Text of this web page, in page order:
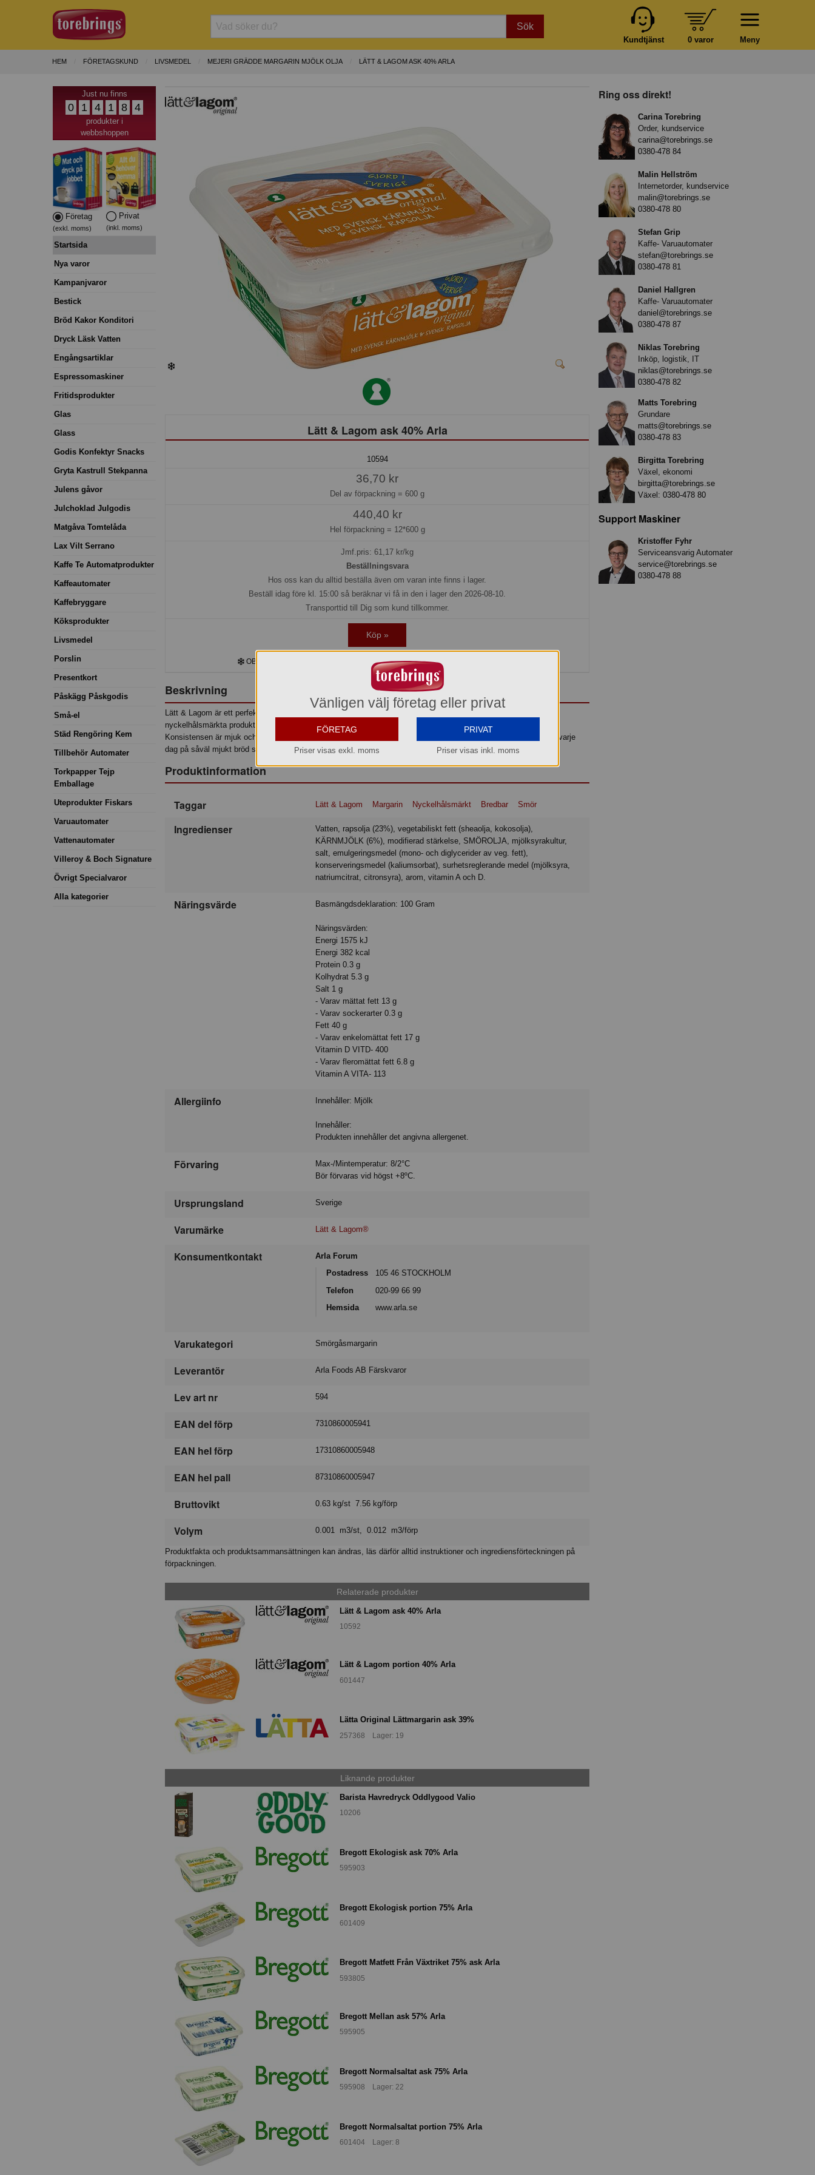
Sök
Meny
0 varor
Kundtjänst
HEM FÖRETAGSKUND LIVSMEDEL MEJERI GRÄDDE MARGARIN MJÖLK OLJA LÄTT & LAGOM ASK 40% ARLA
Just nu finns
0 1 4 1 8 4
produkter i
webbshoppen
Företag
(exkl. moms)
Privat
(inkl. moms)
Startsida
Nya varor
Kampanjvaror
Bestick
Bröd Kakor Konditori
Dryck Läsk Vatten
Engångsartiklar
Espressomaskiner
Fritidsprodukter
Glas
Glass
Godis Konfektyr Snacks
Gryta Kastrull Stekpanna
Julens gåvor
Julchoklad Julgodis
Matgåva Tomtelåda
Lax Vilt Serrano
Kaffe Te Automatprodukter
Kaffeautomater
Kaffebryggare
Köksprodukter
Livsmedel
Porslin
Presentkort
Påskägg Påskgodis
Små-el
Städ Rengöring Kem
Tillbehör Automater
Torkpapper Tejp
Emballage
Uteprodukter Fiskars
Varuautomater
Vattenautomater
Villeroy & Boch Signature
Övrigt Specialvaror
Alla kategorier
Lätt & Lagom ask 40% Arla
10594
36,70 kr
Del av förpackning = 600 g
440,40 kr
Hel förpackning = 12*600 g
Jmf.pris: 61,17 kr/kg
Beställningsvara
Hos oss kan du alltid beställa även om varan inte finns i lager.
Beställ idag före kl. 15:00 så beräknar vi få in den i lager den 2026-08-10.
Transporttid till Dig som kund tillkommer.
Köp »
OBS! Kylvara. Levereras med kyltransport, eller hämta själva vid vårt lager i Aneby.
Beskrivning
Lätt & Lagom är ett perfekt val om du vill dra ner på fettet utan att göra avkall på den goda smaken. Den
nyckelhålsmärkta produkten är gjord i Sverige på svensk rapsolja, svensk kärnmjölk och shea- och kokosolja.
Konsistensen är mjuk och produkten går lätt att använda, även när den är kylskåpkall. Lätt & Lagom kan njutas varje
dag på såväl mjukt bröd som knäckebröd och kex.
Produktinformation
Taggar Lätt & Lagom Margarin Nyckelhålsmärkt Bredbar Smör
Ingredienser
Vatten, rapsolja (23%), vegetabiliskt fett (sheaolja, kokosolja),
KÄRNMJÖLK (6%), modifierad stärkelse, SMÖROLJA, mjölksyrakultur,
salt, emulgeringsmedel (mono- och diglycerider av veg. fett),
konserveringsmedel (kaliumsorbat), surhetsreglerande medel (mjölksyra,
natriumcitrat, citronsyra), arom, vitamin A och D.
Näringsvärde Basmängdsdeklaration: 100 Gram
Näringsvärden:
Energi 1575 kJ
Energi 382 kcal
Protein 0.3 g
Kolhydrat 5.3 g
Salt 1 g
- Varav mättat fett 13 g
- Varav sockerarter 0.3 g
Fett 40 g
- Varav enkelomättat fett 17 g
Vitamin D VITD- 400
- Varav fleromättat fett 6.8 g
Vitamin A VITA- 113
Allergiinfo Innehåller: Mjölk
Innehåller:
Produkten innehåller det angivna allergenet.
Förvaring
Max-/Mintemperatur: 8/2°C
Bör förvaras vid högst +8ºC.
Ursprungsland Sverige
Varumärke Lätt & Lagom®
Konsumentkontakt
Arla Forum
Postadress
105 46 STOCKHOLM
Telefon
020-99 66 99
Hemsida
www.arla.se
Varukategori Smörgåsmargarin
Leverantör Arla Foods AB Färskvaror
Lev art nr 594
EAN del förp 7310860005941
EAN hel förp 17310860005948
EAN hel pall 87310860005947
Bruttovikt 0.63 kg/st 7.56 kg/förp
Volym 0.001 m3/st, 0.012 m3/förp
Produktfakta och produktsammansättningen kan ändras, läs därför alltid instruktioner och ingrediensförteckningen på
förpackningen.
Relaterade produkter
Lätt & Lagom ask 40% Arla
10592
Lätt & Lagom portion 40% Arla
601447
Lätta Original Lättmargarin ask 39%
257368 Lager: 19
Liknande produkter
Barista Havredryck Oddlygood Valio
10206
Bregott Ekologisk ask 70% Arla
595903
Bregott Ekologisk portion 75% Arla
601409
Bregott Matfett Från Växtriket 75% ask Arla
593805
Bregott Mellan ask 57% Arla
595905
Bregott Normalsaltat ask 75% Arla
595908 Lager: 22
Bregott Normalsaltat portion 75% Arla
601404 Lager: 8
Ring oss direkt!
Carina Torebring
Order, kundservice
carina@torebrings.se
0380-478 84
Malin Hellström
Internetorder, kundservice
malin@torebrings.se
0380-478 80
Stefan Grip
Kaffe- Varuautomater
stefan@torebrings.se
0380-478 81
Daniel Hallgren
Kaffe- Varuautomater
daniel@torebrings.se
0380-478 87
Niklas Torebring
Inköp, logistik, IT
niklas@torebrings.se
0380-478 82
Matts Torebring
Grundare
matts@torebrings.se
0380-478 83
Birgitta Torebring
Växel, ekonomi
birgitta@torebrings.se
Växel: 0380-478 80
Support Maskiner
Kristoffer Fyhr
Serviceansvarig Automater
service@torebrings.se
0380-478 88
Vänligen välj företag eller privat
FÖRETAG
Priser visas exkl. moms
PRIVAT
Priser visas inkl. moms